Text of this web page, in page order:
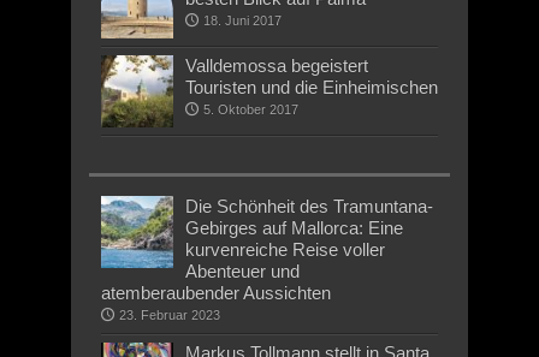
18. Juni 2017
Valldemossa begeistert
Touristen und die Einheimischen
5. Oktober 2017
Die Schönheit des Tramuntana-
Gebirges auf Mallorca: Eine
kurvenreiche Reise voller
Abenteuer und
atemberaubender Aussichten
23. Februar 2023